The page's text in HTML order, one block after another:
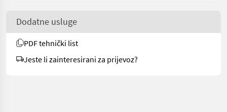
Dodatne usluge
PDF tehnički list
Jeste li zainteresirani za prijevoz?